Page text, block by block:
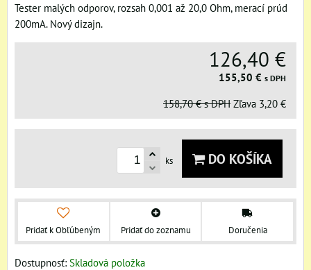
Tester malých odporov, rozsah 0,001 až 20,0 Ohm, merací prúd
200mA. Nový dizajn.
126,40 €
155,50 € s DPH
158,70 € s DPH Zľava 3,20 €
ks DO KOŠÍKA
Pridať k Obľúbeným Pridať do zoznamu Doručenia
Dostupnosť: Skladová položka